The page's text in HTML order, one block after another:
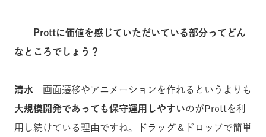
──Prottに価値を感じていただいている部分ってどん
なところでしょう？
清水 画面遷移やアニメーションを作れるというよりも
大規模開発であっても保守運用しやすいのがProttを利
用し続けている理由ですね。ドラッグ＆ドロップで簡単